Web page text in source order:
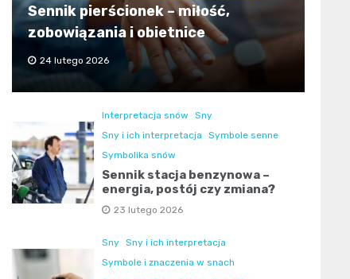
Sennik pierścionek – miłość,
zobowiązania i obietnice
24 lutego 2026
Interpretacja snów
Sny
Sny i ich interpretacja
Symbole senne
Symbolika snów
Sennik stacja benzynowa –
energia, postój czy zmiana?
23 lutego 2026
Sny Sny i ich interpretacja
Symbole i znaczenia w snach